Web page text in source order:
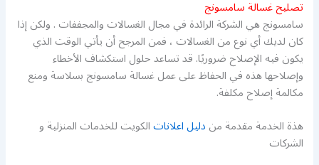
تصليح غسالة سامسونج
سامسونج هي الشركة الرائدة في مجال الغسالات والمجففات . ولكن إذا
كان لديك أي نوع من الغسالات ، فمن المرجح أن يأتي الوقت الذي
يكون فيه الإصلاح ضروريًا. قد تساعد حلول استكشاف الأخطاء
وإصلاحها هذه في الحفاظ على عمل غسالة سامسونج بسلاسة ومنع
مكالمة إصلاح مكلفة.
هذة الخدمة مقدمة مندليل اعلاناتالكويت للخدمات المنزلية و
الشركات